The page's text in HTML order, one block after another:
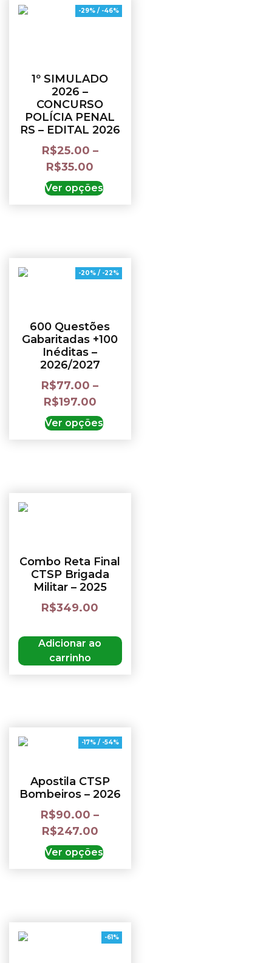
-29% / -46%
1º SIMULADO
2026 –
CONCURSO
POLÍCIA PENAL
RS – EDITAL 2026
R$25.00 –
R$35.00
Ver opções
-20% / -22%
600 Questões
Gabaritadas +100
Inéditas –
2026/2027
R$77.00 –
R$197.00
Ver opções
Combo Reta Final
CTSP Brigada
Militar – 2025
R$349.00
Adicionar ao
carrinho
-17% / -54%
Apostila CTSP
Bombeiros – 2026
R$90.00 –
R$247.00
Ver opções
-61%